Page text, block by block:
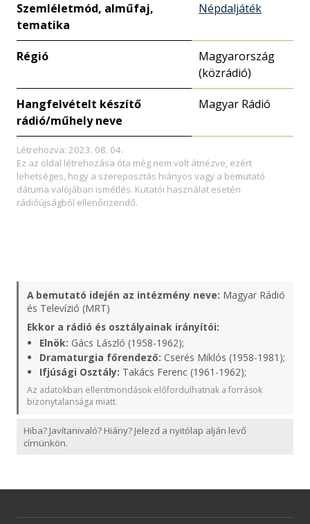
Szemléletmód, alműfaj,
tematika
Népdaljáték
Régió
Magyarország
(közrádió)
Hangfelvételt készítő
rádió/műhely neve
Magyar Rádió
Létrehozva: 2023. 08. 04.
Ez az oldal létrehozása óta még nem volt átnézve, ezért
lehetséges, hogy a szereposztás hiányos vagy a bemutató
dátuma valójában ismétlés. Kutatói használat esetén
rádióújságból ellenőrizendő.
A bemutató idején az intézmény neve: Magyar Rádió
és Televízió (MRT)
Ekkor a rádió és osztályainak irányítói:
Elnök: Gács László (1958-1962);
Dramaturgia főrendező: Cserés Miklós (1958-1981);
Ifjúsági Osztály: Takács Ferenc (1961-1962);
Az adatokban ellentmondások előfordulhatnak a források
bizonytalansága miatt.
Hiba? Javítanivaló? Hiány? Jelezd a nyitólap alján levő
címünkön.